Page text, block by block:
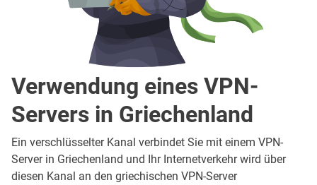
Verwendung eines VPN-
Servers in Griechenland
Ein verschlüsselter Kanal verbindet Sie mit einem VPN-
Server in Griechenland und Ihr Internetverkehr wird über
diesen Kanal an den griechischen VPN-Server